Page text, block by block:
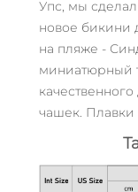
Упс, мы
новое бикини
на пляже -
миниатюрный
чашек. Плавки